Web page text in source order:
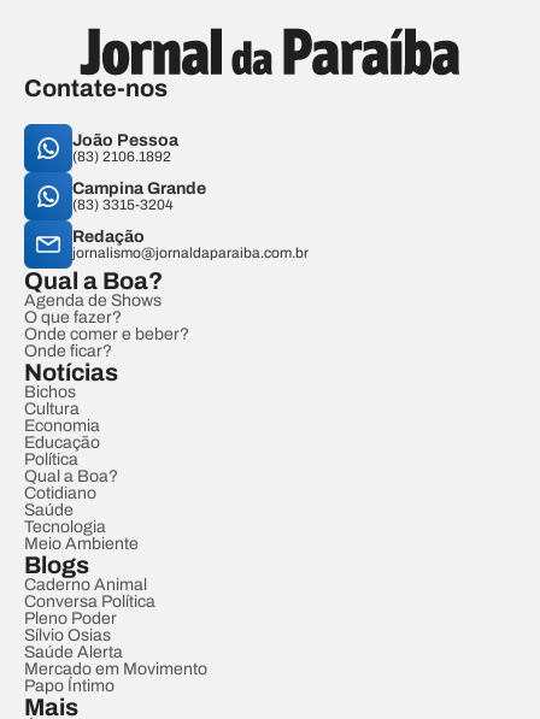
Contate-nos
João Pessoa
(83) 2106.1892
Campina Grande
(83) 3315-3204
Redação
jornalismo@jornaldaparaiba.com.br
Qual a Boa?
Agenda de Shows
O que fazer?
Onde comer e beber?
Onde ficar?
Notícias
Bichos
Cultura
Economia
Educação
Política
Qual a Boa?
Cotidiano
Saúde
Tecnologia
Meio Ambiente
Blogs
Caderno Animal
Conversa Política
Pleno Poder
Sílvio Osias
Saúde Alerta
Mercado em Movimento
Papo Íntimo
Mais